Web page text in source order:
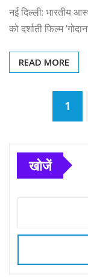
नई दिल्ली: भारतीय
को दर्शाती फिल्म
READ MORE
Posts
1
खोजें